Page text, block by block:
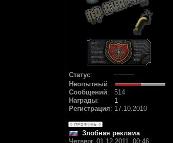
Статус:
Неопытный:
Сообщений:
514
Награды:
1
Регистрация: 17.10.2010
Злобная реклама
Четверг, 01.12.2011, 00:46